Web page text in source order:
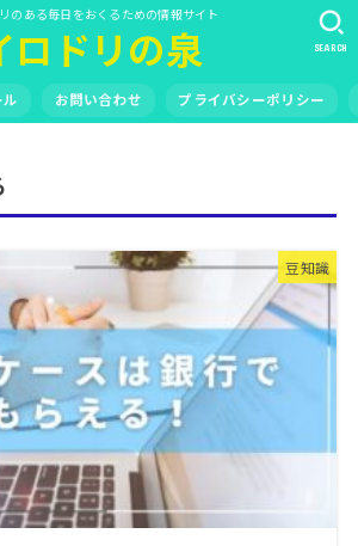
のある毎日をおくるための情報サイト
ロドリの泉
お問い合わせ プライバシーポリシー
SEARCH
豆知識